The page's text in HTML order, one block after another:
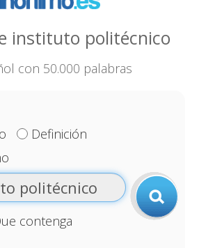
instituto politécnico
con 50.000 palabras
Definición
contenga